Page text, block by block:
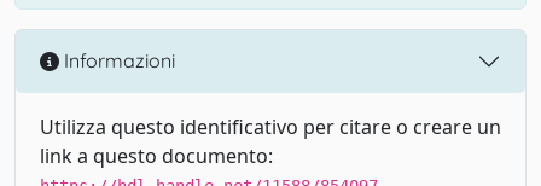
Informazioni
Utilizza questo identificativo per citare o creare un
link a questo documento: